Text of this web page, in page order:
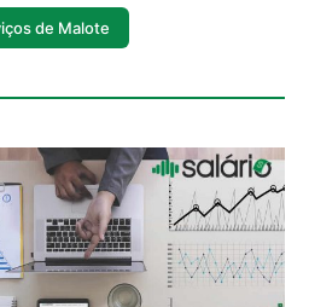
de Malote